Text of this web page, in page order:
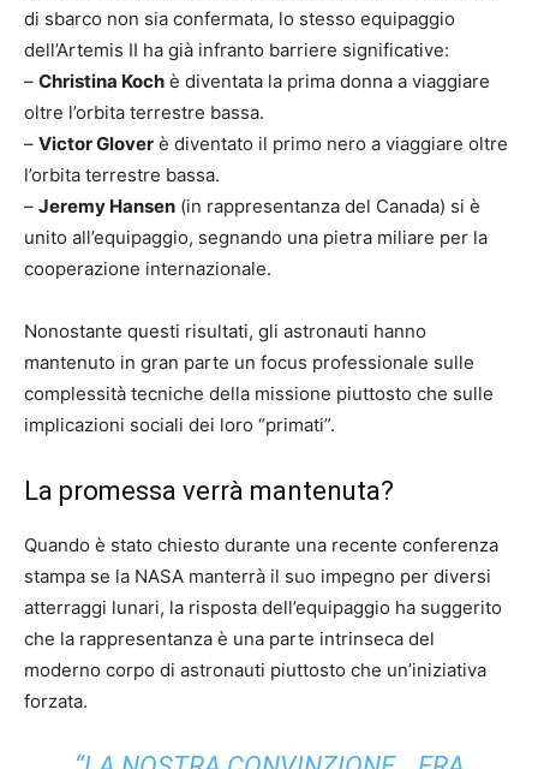
di sbarco non sia confermata, lo stesso equipaggio
dell’Artemis II ha già infranto barriere significative:
– Christina Koch è diventata la prima donna a viaggiare
oltre l’orbita terrestre bassa.
– Victor Glover è diventato il primo nero a viaggiare oltre
l’orbita terrestre bassa.
– Jeremy Hansen (in rappresentanza del Canada) si è
unito all’equipaggio, segnando una pietra miliare per la
cooperazione internazionale.
Nonostante questi risultati, gli astronauti hanno
mantenuto in gran parte un focus professionale sulle
complessità tecniche della missione piuttosto che sulle
implicazioni sociali dei loro “primati”.
La promessa verrà mantenuta?
Quando è stato chiesto durante una recente conferenza
stampa se la NASA manterrà il suo impegno per diversi
atterraggi lunari, la risposta dell’equipaggio ha suggerito
che la rappresentanza è una parte intrinseca del
moderno corpo di astronauti piuttosto che un’iniziativa
forzata.